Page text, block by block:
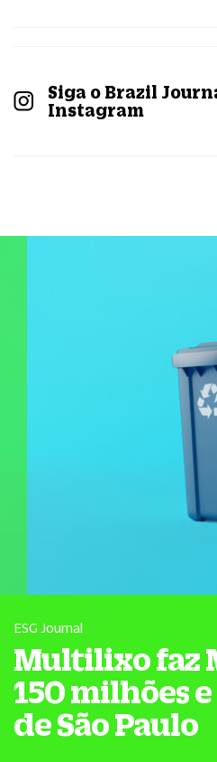
Siga o Brazil
Instagram
ESG Journal
Multilixo faz
150 milhões
de São Paulo